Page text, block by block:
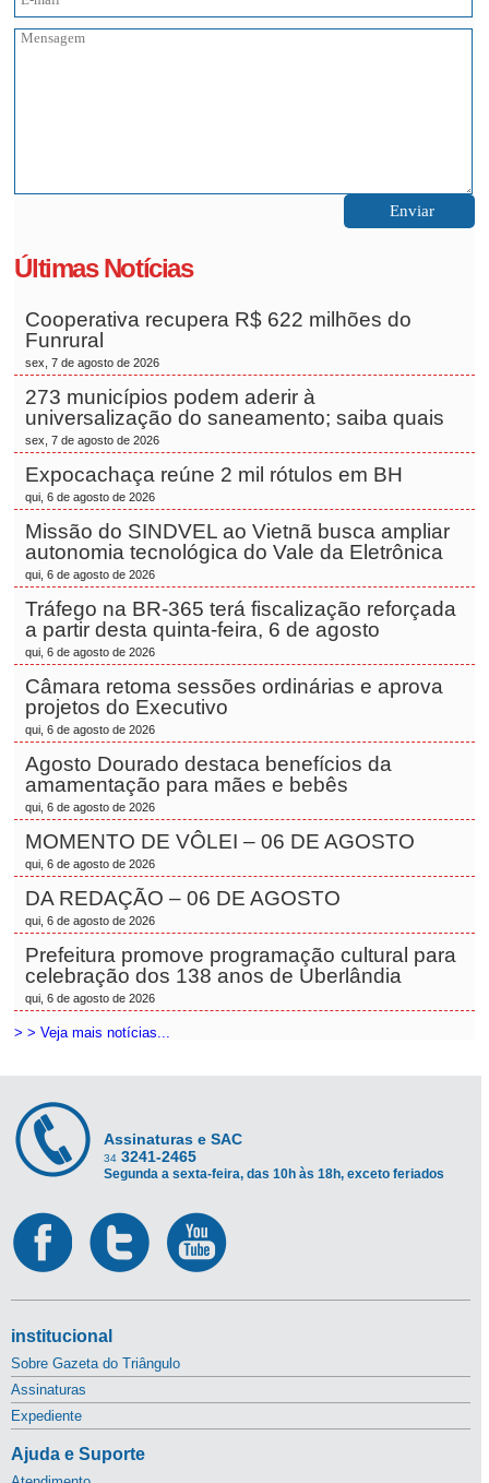
Últimas Notícias
Cooperativa recupera R$ 622 milhões do
Funrural
sex, 7 de agosto de 2026
273 municípios podem aderir à
universalização do saneamento; saiba quais
sex, 7 de agosto de 2026
Expocachaça reúne 2 mil rótulos em BH
qui, 6 de agosto de 2026
Missão do SINDVEL ao Vietnã busca ampliar
autonomia tecnológica do Vale da Eletrônica
qui, 6 de agosto de 2026
Tráfego na BR-365 terá fiscalização reforçada
a partir desta quinta-feira, 6 de agosto
qui, 6 de agosto de 2026
Câmara retoma sessões ordinárias e aprova
projetos do Executivo
qui, 6 de agosto de 2026
Agosto Dourado destaca benefícios da
amamentação para mães e bebês
qui, 6 de agosto de 2026
MOMENTO DE VÔLEI – 06 DE AGOSTO
qui, 6 de agosto de 2026
DA REDAÇÃO – 06 DE AGOSTO
qui, 6 de agosto de 2026
Prefeitura promove programação cultural para
celebração dos 138 anos de Uberlândia
qui, 6 de agosto de 2026
> > Veja mais notícias...
Assinaturas e SAC
34 3241-2465
Segunda a sexta-feira, das 10h às 18h, exceto feriados
institucional
Sobre Gazeta do Triângulo
Assinaturas
Expediente
Ajuda e Suporte